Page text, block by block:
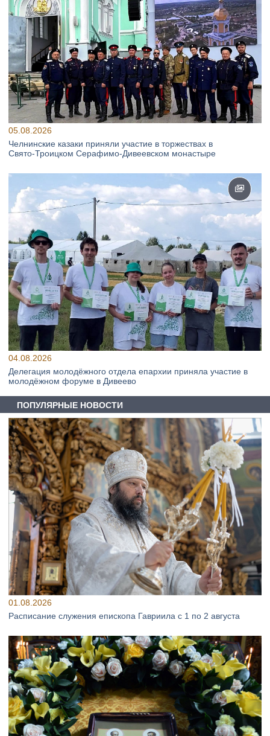
05.08.2026
Челнинские казаки приняли участие в торжествах в
Свято‑Троицком Серафимо‑Дивеевском монастыре
04.08.2026
Делегация молодёжного отдела епархии приняла участие в
молодёжном форуме в Дивеево
ПОПУЛЯРНЫЕ НОВОСТИ
01.08.2026
Расписание служения епископа Гавриила с 1 по 2 августа